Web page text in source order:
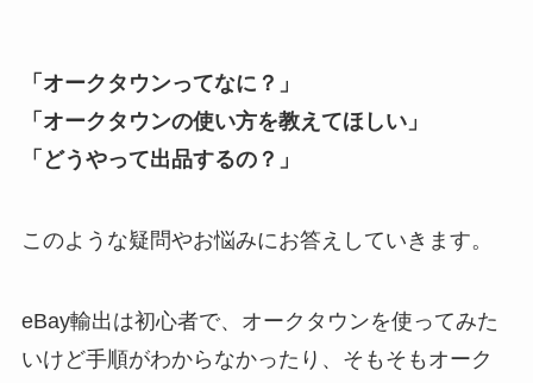
「オークタウンってなに？」
「オークタウンの使い方を教えてほしい」
「どうやって出品するの？」
このような疑問やお悩みにお答えしていきます。
eBay輸出は初心者で、オークタウンを使ってみた
いけど手順がわからなかったり、そもそもオーク